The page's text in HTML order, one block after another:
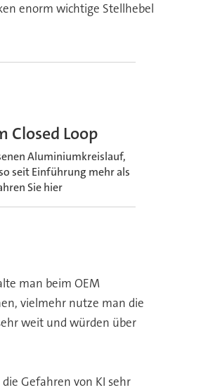
enorm wichtige Stellhebel
Loop
Aluminiumkreislauf,
seit Einführung mehr als
Sie hier
man beim OEM
vielmehr nutze man die
weit und würden über
Gefahren von KI sehr